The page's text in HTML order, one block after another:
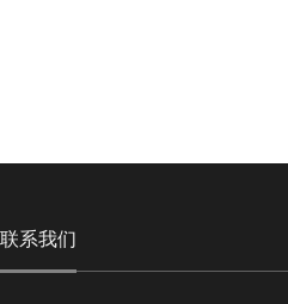
联系我们